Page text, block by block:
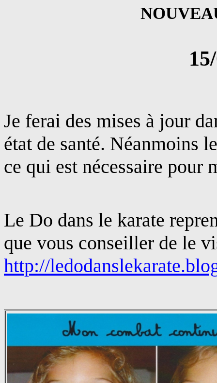
Je ferai des mises à jour
état de santé. Néanmoins
ce qui est nécessaire pour
Le Do dans le karate
que vous conseiller de le
http://